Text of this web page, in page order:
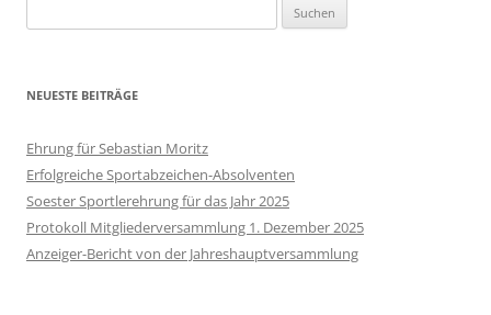
nach:
NEUESTE BEITRÄGE
Ehrung für Sebastian Moritz
Erfolgreiche Sportabzeichen-Absolventen
Soester Sportlerehrung für das Jahr 2025
Protokoll Mitgliederversammlung 1. Dezember 2025
Anzeiger-Bericht von der Jahreshauptversammlung